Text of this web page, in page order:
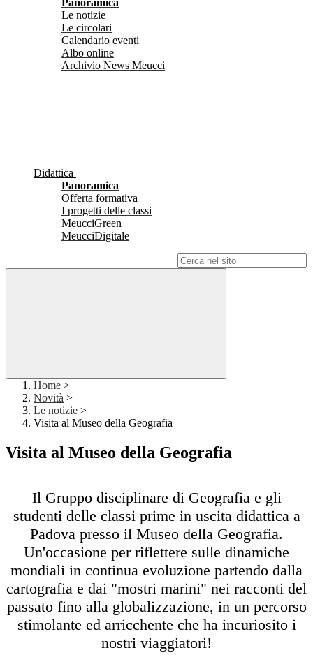
Panoramica
Le notizie
Le circolari
Calendario eventi
Albo online
Archivio News Meucci
Didattica
Panoramica
Offerta formativa
I progetti delle classi
MeucciGreen
MeucciDigitale
Home >
Novità >
Le notizie >
Visita al Museo della Geografia
Visita al Museo della Geografia
Il Gruppo disciplinare di Geografia e gli
studenti delle classi prime in uscita didattica a
Padova presso il Museo della Geografia.
Un'occasione per riflettere sulle dinamiche
mondiali in continua evoluzione partendo dalla
cartografia e dai "mostri marini" nei racconti del
passato fino alla globalizzazione, in un percorso
stimolante ed arricchente che ha incuriosito i
nostri viaggiatori!